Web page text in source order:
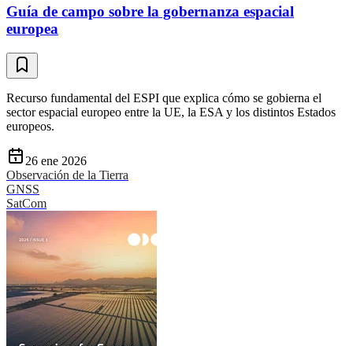
Guía de campo sobre la gobernanza espacial
europea
Recurso fundamental del ESPI que explica cómo se gobierna el
sector espacial europeo entre la UE, la ESA y los distintos Estados
europeos.
26 ene 2026
Observación de la Tierra
GNSS
SatCom